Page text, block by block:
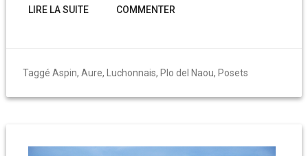
LIRE LA SUITE COMMENTER
Taggé Aspin, Aure, Luchonnais, Plo del Naou, Posets